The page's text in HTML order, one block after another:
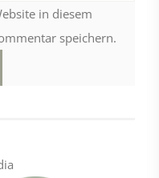
in diesem
speichern.